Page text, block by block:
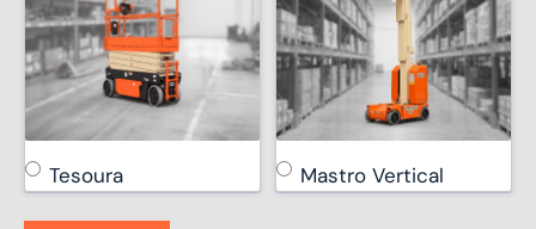
Tesoura Mastro Vertical